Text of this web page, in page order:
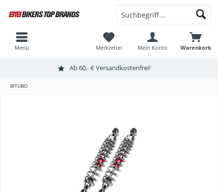
Ab 60,- € Versandkostenfrei!
Warenkorb
Merkzettel Mein Konto
Menü
BITUBO